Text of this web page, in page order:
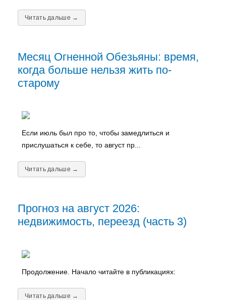
Читать дальше →
Месяц Огненной Обезьяны: время,
когда больше нельзя жить по-
старому
Если июль был про то, чтобы замедлиться и
прислушаться к себе, то август пр...
Читать дальше →
Прогноз на август 2026:
недвижимость, переезд (часть 3)
Продолжение. Начало читайте в публикациях:
Читать дальше →